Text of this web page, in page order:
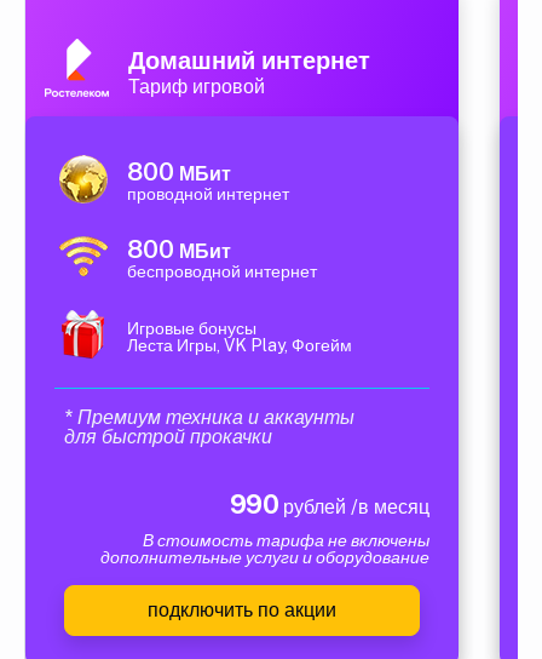
Домашний интернет
Тариф игровой
800 МБит
проводной интернет
800 МБит
беспроводной интернет
Игровые бонусы
Леста Игры, VK Play, Фогейм
* Премиум техника и аккаунты
для быстрой прокачки
990 рублей /в месяц
В стоимость тарифа не включены
дополнительные услуги и оборудование
подключить по акции